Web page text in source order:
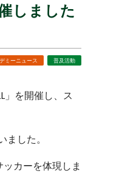
しました
ミーニュース 普及活動
を開催し、ス
した。
カーを体現しま